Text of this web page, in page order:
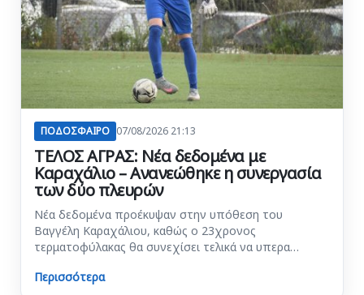
ΠΟΔΟΣΦΑΙΡΟ 07/08/2026 21:13
ΤΕΛΟΣ ΑΓΡΑΣ: Νέα δεδομένα με
Καραχάλιο – Ανανεώθηκε η συνεργασία
των δύο πλευρών
Νέα δεδομένα προέκυψαν στην υπόθεση του
Βαγγέλη Καραχάλιου, καθώς ο 23χρονος
τερματοφύλακας θα συνεχίσει τελικά να υπερα…
Περισσότερα